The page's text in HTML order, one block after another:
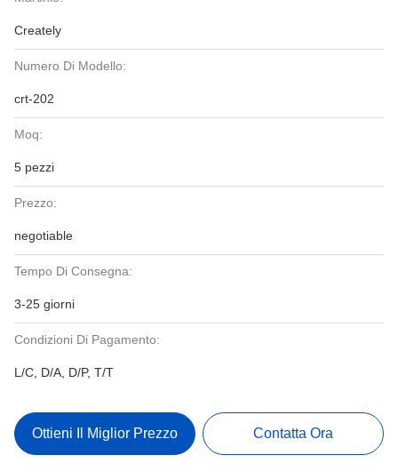
Creately
Numero Di Modello:
crt-202
Moq:
5 pezzi
Prezzo:
negotiable
Tempo Di Consegna:
3-25 giorni
Condizioni Di Pagamento:
L/C, D/A, D/P, T/T
Ottieni Il Miglior Prezzo Contatta Ora